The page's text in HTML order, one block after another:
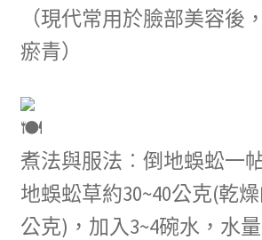
（現代常用於臉部美容後
瘀青）
煮法與服法︰倒地蜈蚣一
地蜈蚣草約30~40公克(乾
公克)，加入3~4碗水，水